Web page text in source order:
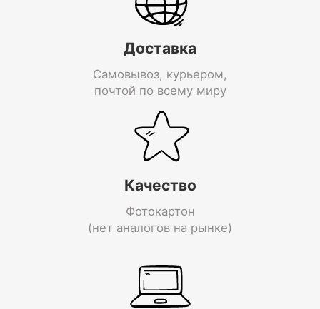
Доставка
Самовывоз, курьером,
почтой по всему миру
Качество
Фотокартон
(нет аналогов на рынке)